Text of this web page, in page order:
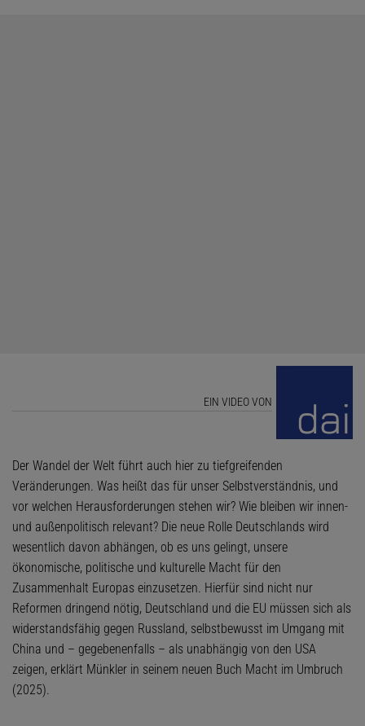
EIN VIDEO VON
Der Wandel der Welt führt auch hier zu tiefgreifenden
Veränderungen. Was heißt das für unser Selbstverständnis, und
vor welchen Herausforderungen stehen wir? Wie bleiben wir innen-
und außenpolitisch relevant? Die neue Rolle Deutschlands wird
wesentlich davon abhängen, ob es uns gelingt, unsere
ökonomische, politische und kulturelle Macht für den
Zusammenhalt Europas einzusetzen. Hierfür sind nicht nur
Reformen dringend nötig, Deutschland und die EU müssen sich als
widerstandsfähig gegen Russland, selbstbewusst im Umgang mit
China und – gegebenenfalls – als unabhängig von den USA
zeigen, erklärt Münkler in seinem neuen Buch Macht im Umbruch
(2025).